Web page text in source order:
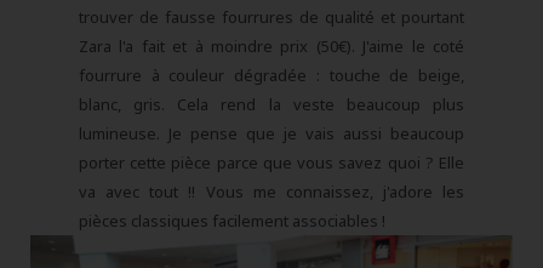
trouver de fausse fourrures de qualité et pourtant
Zara l'a fait et à moindre prix (50€). J'aime le coté
fourrure à couleur dégradée : touche de beige,
blanc, gris. Cela rend la veste beaucoup plus
lumineuse. Je pense que je vais aussi beaucoup
porter cette pièce parce que vous savez quoi ? Elle
va avec tout !! Vous me connaissez, j'adore les
pièces classiques facilement associables !